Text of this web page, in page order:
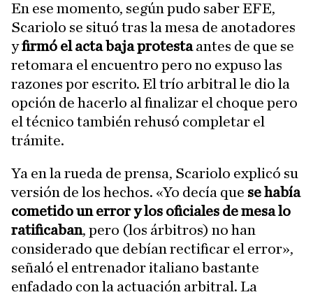
En ese momento, según pudo saber EFE,
Scariolo se situó tras la mesa de anotadores
yfirmó el acta baja protestaantes de que se
retomara el encuentro pero no expuso las
razones por escrito. El trío arbitral le dio la
opción de hacerlo al finalizar el choque pero
el técnico también rehusó completar el
trámite.
Ya en la rueda de prensa, Scariolo explicó su
versión de los hechos. «Yo decía que se había
cometido un error y los oficiales de mesa lo
ratificaban, pero (los árbitros) no han
considerado que debían rectificar el error»,
señaló el entrenador italiano bastante
enfadado con la actuación arbitral. La